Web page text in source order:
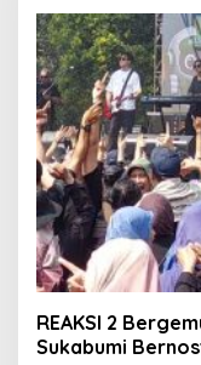
REAKSI 2
Sukabumi